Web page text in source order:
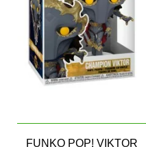
FUNKO POP! VIKTOR